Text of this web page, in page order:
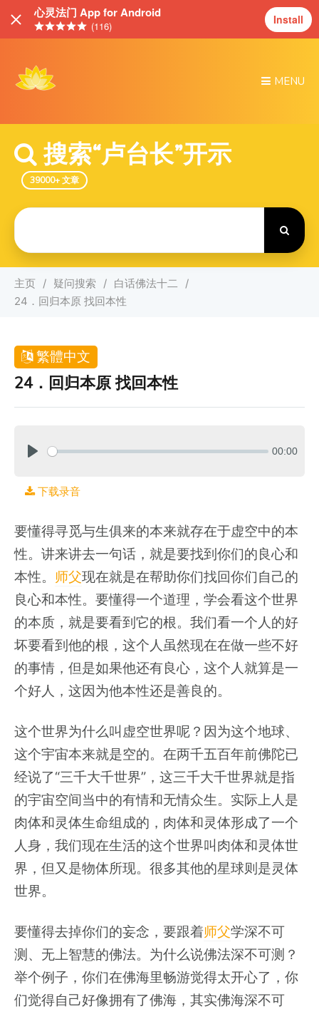
心灵法门 App for Android
(116) Install
MENU
搜索“卢台长”开示
39000+ 文章
主页 疑问搜索
白话佛法十二
24．回归本原 找回本性
繁體中文
24．回归本原 找回本性
00:00
下载录音
要懂得寻觅与生俱来的本来就存在于虚空中的本
性。讲来讲去一句话，就是要找到你们的良心和
本性。 师父现在就是在帮助你们找回你们自己的
良心和本性。要懂得一个道理，学会看这个世界
的本质，就是要看到它的根。我们看一个人的好
坏要看到他的根，这个人虽然现在在做一些不好
的事情，但是如果他还有良心，这个人就算是一
个好人，这因为他本性还是善良的。
这个世界为什么叫虚空世界呢？因为这个地球、
这个宇宙本来就是空的。在两千五百年前佛陀已
经说了“三千大千世界”，这三千大千世界就是指
的宇宙空间当中的有情和无情众生。实际上人是
肉体和灵体生命组成的，肉体和灵体形成了一个
人身，我们现在生活的这个世界叫肉体和灵体世
界，但又是物体所现。很多其他的星球则是灵体
世界。
要懂得去掉你们的妄念，要跟着师父学深不可
测、无上智慧的佛法。为什么说佛法深不可测？
举个例子，你们在佛海里畅游觉得太开心了，你
们觉得自己好像拥有了佛海，其实佛海深不可